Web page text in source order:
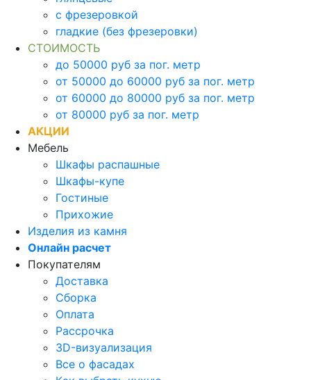
с фрезеровкой
гладкие (без фрезеровки)
СТОИМОСТЬ
до 50000 руб за пог. метр
от 50000 до 60000 руб за пог. метр
от 60000 до 80000 руб за пог. метр
от 80000 руб за пог. метр
АКЦИИ
Мебель
Шкафы распашные
Шкафы-купе
Гостиные
Прихожие
Изделия из камня
Онлайн расчет
Покупателям
Доставка
Сборка
Оплата
Рассрочка
3D-визуализация
Все о фасадах